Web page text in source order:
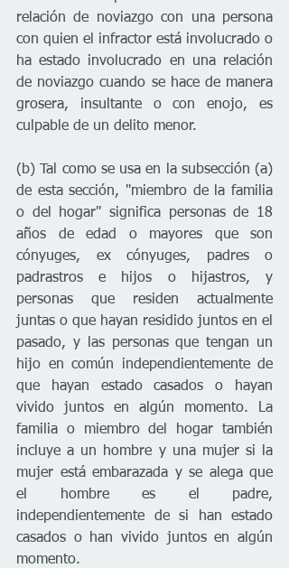
relación de noviazgo con una persona
con quien el infractor está involucrado o
ha estado involucrado en una relación
de noviazgo cuando se hace de manera
grosera, insultante o con enojo, es
culpable de un delito menor.
(b) Tal como se usa en la subsección (a)
de esta sección, "miembro de la familia
o del hogar" significa personas de 18
años de edad o mayores que son
cónyuges, ex cónyuges, padres o
padrastros e hijos o hijastros, y
personas que residen actualmente
juntas o que hayan residido juntos en el
pasado, y las personas que tengan un
hijo en común independientemente de
que hayan estado casados ​​o hayan
vivido juntos en algún momento. La
familia o miembro del hogar también
incluye a un hombre y una mujer si la
mujer está embarazada y se alega que
el hombre es el padre,
independientemente de si han estado
casados ​​o han vivido juntos en algún
momento.